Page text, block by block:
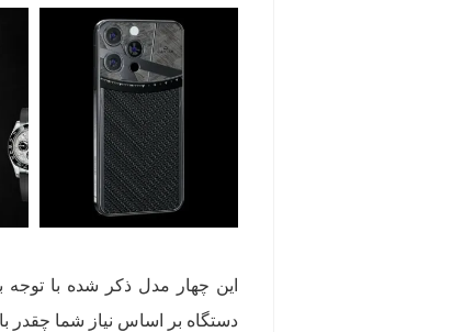
دستگاه بر اساس نیاز شما چقدر باشد، با قیمتی در حدود